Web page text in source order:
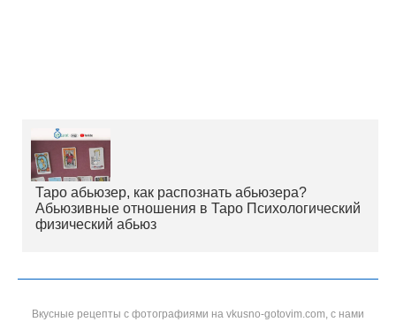
Таро абьюзер, как распознать абьюзера?
Абьюзивные отношения в Таро Психологический
физический абьюз
Вкусные рецепты с фотографиями на vkusno-gotovim.com, с нами